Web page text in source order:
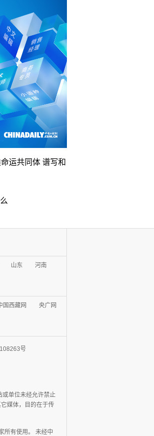
运共同体 谱写和
山东 河南
国西藏网 央广网
号
或单位未经允许禁止
媒体，目的在于传
所有使用。 未经中